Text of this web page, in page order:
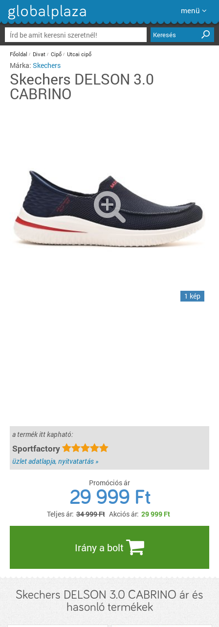
menü
Keresés
Főoldal Divat Cipő Utcai cipő
Márka: Skechers
Skechers DELSON 3.0
CABRINO
1 kép
a termék itt kapható:
Sportfactory
üzlet adatlapja, nyitvatartás »
Promóciós ár
29 999 Ft
Teljes ár: 34 999 Ft Akciós ár: 29 999 Ft
Irány a bolt
Skechers DELSON 3.0 CABRINO ár és
hasonló termékek